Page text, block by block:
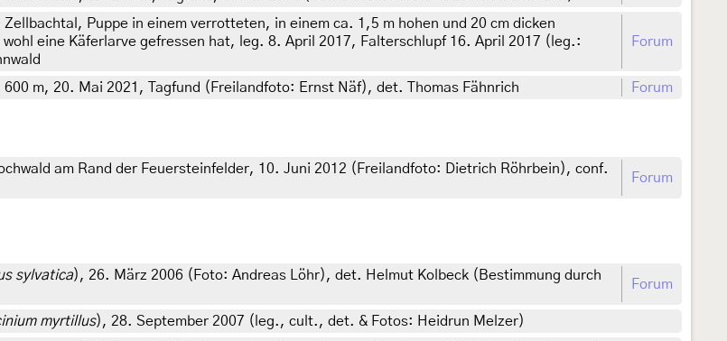
Puppe in einem verrotteten, in einem ca. 1,5 m hohen und 20 cm dicken
eine Käferlarve gefressen hat, leg. 8. April 2017, Falterschlupf 16. April 2017 (leg.:
Forum
m, 20. Mai 2021, Tagfund (Freilandfoto: Ernst Näf), det. Thomas Fähnrich Forum
am Rand der Feuersteinfelder, 10. Juni 2012 (Freilandfoto: Dietrich Röhrbein), conf.
Forum
sylvatica), 26. März 2006 (Foto: Andreas Löhr), det. Helmut Kolbeck (Bestimmung durch
Forum
myrtillus), 28. September 2007 (leg., cult., det. & Fotos: Heidrun Melzer)